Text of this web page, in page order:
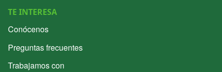
TE INTERESA
Conócenos
Preguntas frecuentes
Trabajamos con